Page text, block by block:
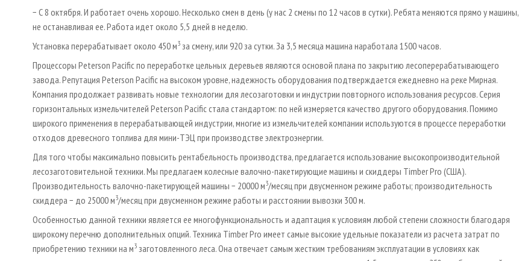
− С 8 октября. И работает очень хорошо. Несколько смен в день (у нас 2 смены по 12 часов в сутки). Ребята меняются прямо у машины,
не останавливая ее. Работа идет около 5,5 дней в неделю.
Установка перерабатывает около 450 м3 за смену, или 920 за сутки. За 3,5 месяца машина наработала 1500 часов.
Процессоры Peterson Pacific по переработке цельных деревьев являются основой плана по закрытию лесоперерабатывающего
завода. Репутация Peterson Pacific на высоком уровне, надежность оборудования подтверждается ежедневно на реке Мирная.
Компания продолжает развивать новые технологии для лесозаготовки и индустрии повторного использования ресурсов. Серия
горизонтальных измельчителей Peterson Pacific стала стандартом: по ней измеряется качест­во другого оборудования. Помимо
широкого применения в перерабатывающей индустрии, многие из измельчителей компании используются в процессе переработки
отходов древесного топлива для мини-ТЭЦ при производстве электроэнергии.
Для того чтобы максимально повысить рентабельность производства, предлагается использование высокопроизводительной
лесозаготовительной техники. Мы предлагаем колесные валочно-пакетирующие машины и скиддеры Timber Pro (США).
Производительность валочно-пакетирующей машины − 20000 м3/месяц при двусменном режиме работы; производительность
скиддера − до 25000 м3/месяц при двусменном режиме работы и расстоянии вывозки 300 м.
Особенностью данной техники является ее многофункциональность и адаптация к условиям любой степени сложности благодаря
широкому перечню дополнительных опций. Техника Timber Pro имеет самые высокие удельные показатели из расчета затрат по
приобретению техники на м3 заготовленного леса. Она отвечает самым жестким требованиям эксплуатации в условиях как